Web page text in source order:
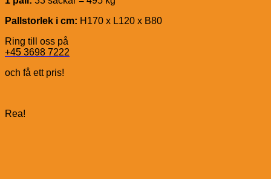
Pallstorlek i cm: H170 x L120 x B80
Ring till oss på
+45 3698 7222
och få ett pris!
Rea!